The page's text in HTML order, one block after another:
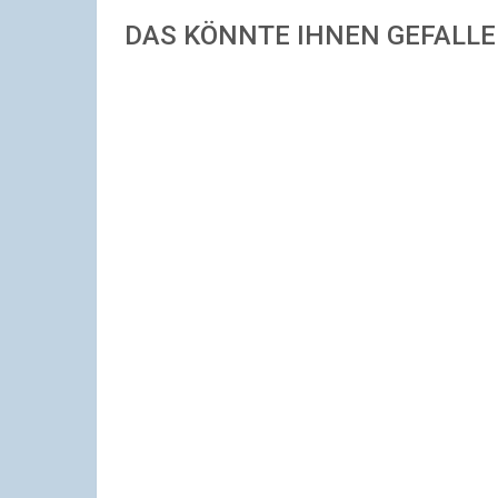
DAS KÖNNTE IHNEN